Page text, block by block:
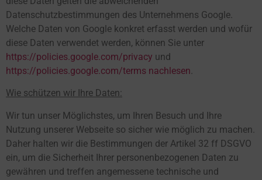
Datenschutzbestimmungen des Unternehmens Google.
Welche Daten von Google konkret erfasst werden und wofür
diese Daten verwendet werden, können Sie unter
https://policies.google.com/privacy und
https://policies.google.com/terms nachlesen.
Wie schützen wir Ihre Daten:
Wir tun unser Möglichstes, um Ihren Besuch und Ihre
Nutzung unserer Webseite so sicher wie möglich zu machen.
Daher halten wir die Bestimmungen der Artikel 32 ff DSGVO
ein, um die Sicherheit Ihrer personenbezogenen Daten zu
gewähren und treffen angemessene technische und